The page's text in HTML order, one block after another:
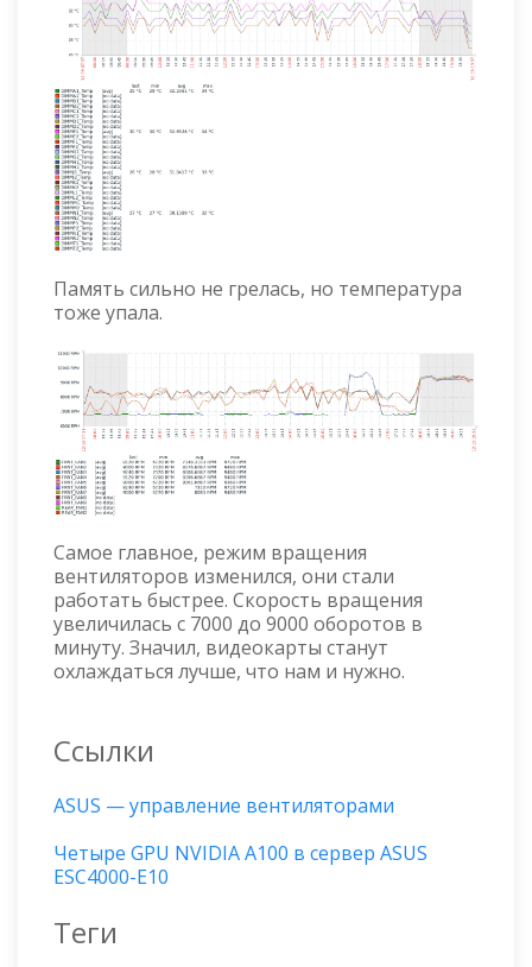
Память сильно не грелась, но температура
тоже упала.
Самое главное, режим вращения
вентиляторов изменился, они стали
работать быстрее. Скорость вращения
увеличилась с 7000 до 9000 оборотов в
минуту. Значил, видеокарты станут
охлаждаться лучше, что нам и нужно.
Ссылки
ASUS — управление вентиляторами
Четыре GPU NVIDIA A100 в сервер ASUS
ESC4000-E10
Теги